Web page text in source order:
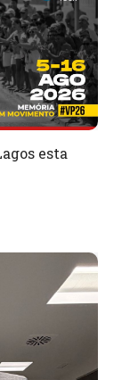
esta